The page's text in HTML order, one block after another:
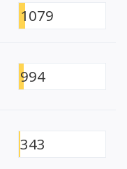
1079
994
343